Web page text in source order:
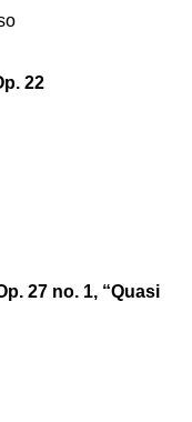
22
27 no. 1, “Quasi